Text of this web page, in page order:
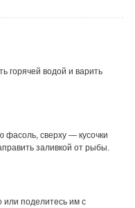
горячей водой и варить
сверху — кусочки
заливкой от рыбы.
или поделитесь им с